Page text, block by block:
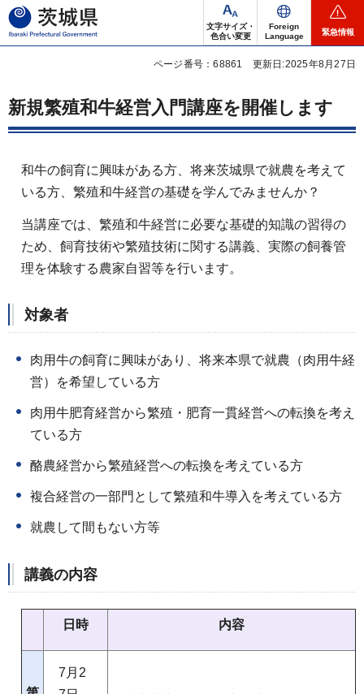
茨城県
文字サイズ・
色合い変更
Foreign
Language
緊急情報
ページ番号：68861 更新日:2025年8月27日
新規繁殖和牛経営入門講座を開催します
和牛の飼育に興味がある方、将来茨城県で就農を考えて
いる方、繁殖和牛経営の基礎を学んでみませんか？
当講座では、繁殖和牛経営に必要な基礎的知識の習得の
ため、飼育技術や繁殖技術に関する講義、実際の飼養管
理を体験する農家自習等を行います。
対象者
肉用牛の飼育に興味があり、将来本県で就農（肉用牛経
営）を希望している方
肉用牛肥育経営から繁殖・肥育一貫経営への転換を考え
ている方
酪農経営から繁殖経営への転換を考えている方
複合経営の一部門として繁殖和牛導入を考えている方
就農して間もない方等
講義の内容
日時 内容
7月2